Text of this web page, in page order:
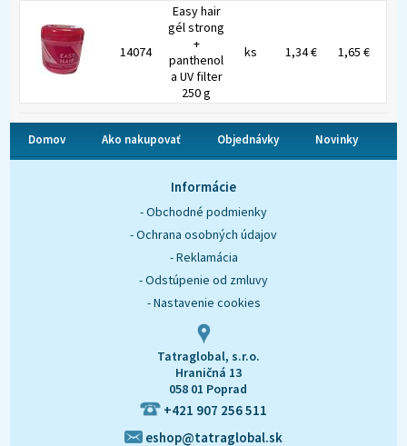
14074
Easy hair
gél strong
+
panthenol
a UV filter
250 g
ks 1,34 € 1,65 €
Domov Ako nakupovať Objednávky Novinky
Informácie
- Obchodné podmienky
- Ochrana osobných údajov
- Reklamácia
- Odstúpenie od zmluvy
- Nastavenie cookies
Tatraglobal, s.r.o.
Hraničná 13
058 01 Poprad
+421 907 256 511
eshop@tatraglobal.sk